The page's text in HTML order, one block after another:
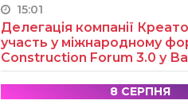
15:01
Делегація компанії
участь у міжнародному
Construction Forum 3.0 у
8 СЕРПНЯ